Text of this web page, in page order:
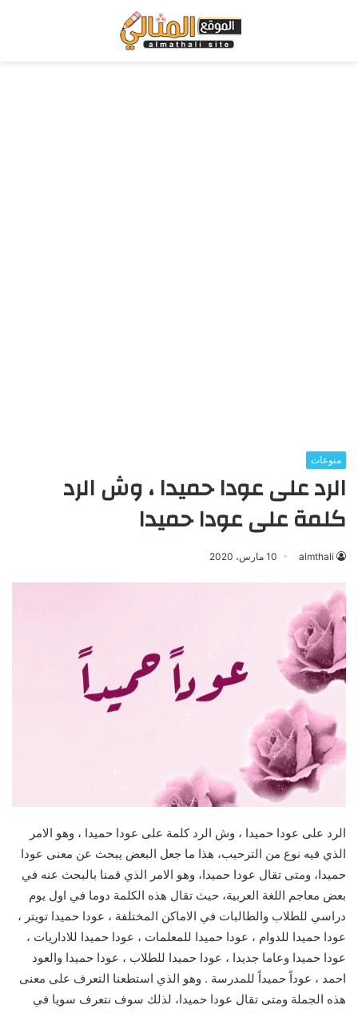
منوعات
الرد على عودا حميدا ، وش الرد
كلمة على عودا حميدا
almthali 10 مارس، 2020
الرد على عودا حميدا ، وش الرد كلمة على عودا حميدا ، وهو الامر
الذي فيه نوع من الترحيب، هذا ما جعل البعض يبحث عن معنى عودا
حميدا، ومتى تقال عودا حميدا، وهو الامر الذي قمنا بالبحث عنه في
بعض معاجم اللغة العربية، حيث تقال هذه الكلمة دوما في اول يوم
دراسي للطلاب والطالبات في الاماكن المختلفة ، عودا حميدا تويتر ،
عودا حميدا للدوام ، عودا حميدا للمعلمات ، عودا حميدا للاداريات ،
عودا حميدا وعاما جديدا ، عودا حميدا للطلاب ، عودا حميدا والعود
احمد ، عوداً حميداً للمدرسة . وهو الذي استطعنا التعرف على معنى
هذه الجملة ومتى تقال عودا حميدا، لذلك سوف نتعرف سويا في